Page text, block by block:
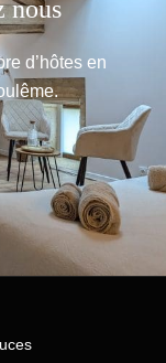
nous
d’hôtes en